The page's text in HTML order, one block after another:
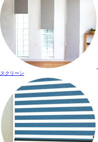
スクリーン